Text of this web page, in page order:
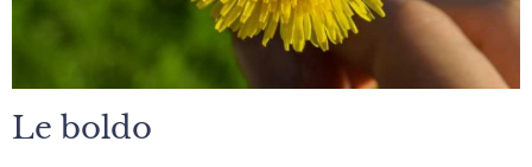
Le boldo